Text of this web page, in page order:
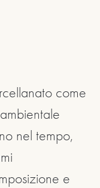
come
nel tempo,
e